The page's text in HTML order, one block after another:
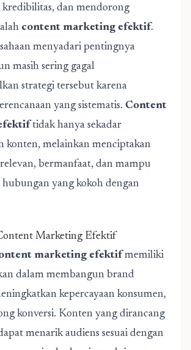
dan mendorong
content marketing efektif.
menyadari pentingnya
masih sering gagal
strategi tersebut karena
yang sistematis. Content
tidak hanya sekadar
konten, melainkan menciptakan
bermanfaat, dan mampu
yang kokoh dengan
Marketing Efektif
marketing efektif memiliki
dalam membangun brand
kepercayaan konsumen,
konversi. Konten yang dirancang
menarik audiens sesuai dengan